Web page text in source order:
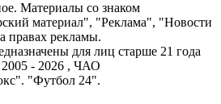
Материалы со знаком
материал", "Реклама", "Новости
правах рекламы.
для лиц старше 21 года
- 2026 , ЧАО
"Футбол 24".